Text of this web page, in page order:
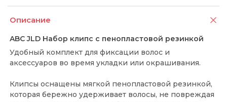
Описание
ABC JLD Набор клипс с пенопластовой резинкой
Удобный комплект для фиксации волос и
аксессуаров во время укладки или окрашивания.
Клипсы оснащены мягкой пенопластовой резинкой,
которая бережно удерживает волосы, не повреждая